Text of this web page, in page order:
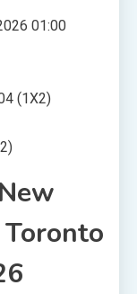
01:00
(1X2)